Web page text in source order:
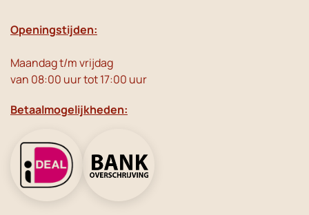
Openingstijden:
Maandag t/m vrijdag
van 08:00 uur tot 17:00 uur
Betaalmogelijkheden: